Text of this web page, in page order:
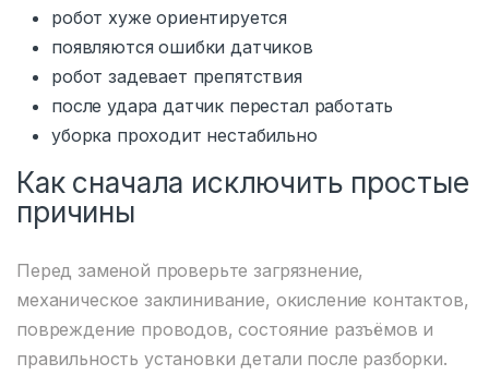
робот хуже ориентируется
появляются ошибки датчиков
робот задевает препятствия
после удара датчик перестал работать
уборка проходит нестабильно
Как сначала исключить простые
причины
Перед заменой проверьте загрязнение,
механическое заклинивание, окисление контактов,
повреждение проводов, состояние разъёмов и
правильность установки детали после разборки.